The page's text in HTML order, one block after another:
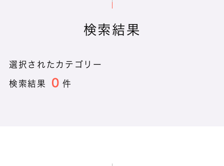
検索結果
選択されたカテゴリー
検索結果 0 件